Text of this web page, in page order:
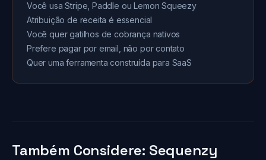
Você usa Stripe, Paddle ou Lemon Squeezy
Atribuição de receita é essencial
Você quer gatilhos de cobrança nativos
Prefere pagar por email, não por contato
Quer uma ferramenta construída para SaaS
Também Considere: Sequenzy